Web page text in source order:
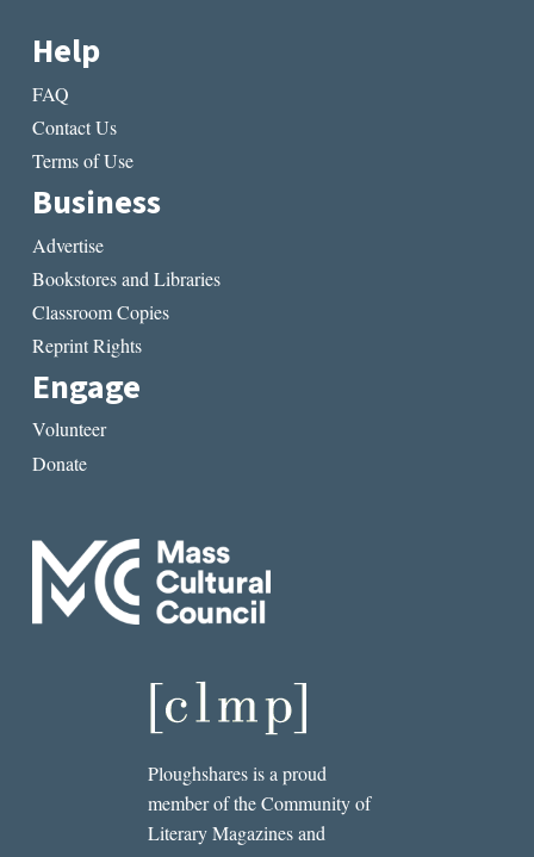
Help
FAQ
Contact Us
Terms of Use
Business
Advertise
Bookstores and Libraries
Classroom Copies
Reprint Rights
Engage
Volunteer
Donate
Ploughshares is a proud
member of the Community of
Literary Magazines and